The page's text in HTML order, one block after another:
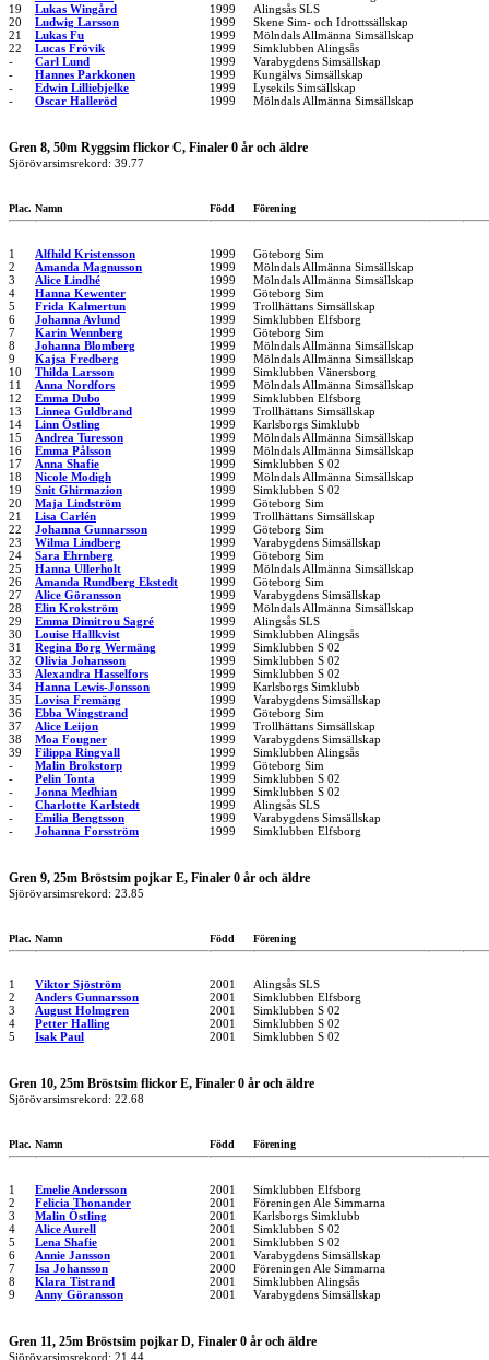
19
Lukas Wingård 1999
Alingsås SLS
20
Ludwig Larsson 1999
Skene Sim- och Idrottssällskap
21
Lukas Fu 1999
Mölndals Allmänna Simsällskap
22
Lucas Frövik 1999
Simklubben Alingsås
-
Carl Lund 1999
Varabygdens Simsällskap
-
Hannes Parkkonen 1999
Kungälvs Simsällskap
-
Edwin Lilliebjelke 1999
Lysekils Simsällskap
-
Oscar Halleröd 1999 Mölndals Allmänna Simsällskap
Gren 8, 50m Ryggsim flickor C, Finaler 0 år och äldre
Sjörövarsimsrekord: 39.77
Plac. Namn Född Förening
1 Alfhild Kristensson 1999
Göteborg Sim
2
Amanda Magnusson 1999
Mölndals Allmänna Simsällskap
3
Alice Lindhé 1999
Mölndals Allmänna Simsällskap
4
Hanna Kewenter 1999
Göteborg Sim
5
Frida Kalmertun 1999
Trollhättans Simsällskap
6
Johanna Avlund 1999
Simklubben Elfsborg
7
Karin Wennberg 1999
Göteborg Sim
8
Johanna Blomberg 1999
Mölndals Allmänna Simsällskap
9
Kajsa Fredberg 1999
Mölndals Allmänna Simsällskap
10
Thilda Larsson 1999
Simklubben Vänersborg
11
Anna Nordfors 1999
Mölndals Allmänna Simsällskap
12
Emma Dubo 1999
Simklubben Elfsborg
13
Linnea Guldbrand 1999
Trollhättans Simsällskap
14
Linn Östling 1999
Karlsborgs Simklubb
15
Andrea Turesson 1999
Mölndals Allmänna Simsällskap
16
Emma Pålsson 1999
Mölndals Allmänna Simsällskap
17
Anna Shafie 1999
Simklubben S 02
18
Nicole Modigh 1999
Mölndals Allmänna Simsällskap
19
Snit Ghirmazion 1999
Simklubben S 02
20
Maja Lindström 1999
Göteborg Sim
21
Lisa Carlén 1999
Trollhättans Simsällskap
22
Johanna Gunnarsson 1999
Göteborg Sim
23
Wilma Lindberg 1999
Varabygdens Simsällskap
24
Sara Ehrnberg 1999
Göteborg Sim
25
Hanna Ullerholt 1999
Mölndals Allmänna Simsällskap
26
Amanda Rundberg Ekstedt 1999
Göteborg Sim
27
Alice Göransson 1999
Varabygdens Simsällskap
28
Elin Krokström 1999
Mölndals Allmänna Simsällskap
29
Emma Dimitrou Sagré 1999
Alingsås SLS
30
Louise Hallkvist 1999
Simklubben Alingsås
31
Regina Borg Wermäng 1999
Simklubben S 02
32
Olivia Johansson 1999
Simklubben S 02
33
Alexandra Hasselfors 1999
Simklubben S 02
34
Hanna Lewis-Jonsson 1999
Karlsborgs Simklubb
35
Lovisa Fremäng 1999
Varabygdens Simsällskap
36
Ebba Wingstrand 1999
Göteborg Sim
37
Alice Leijon 1999
Trollhättans Simsällskap
38
Moa Fougner 1999
Varabygdens Simsällskap
39
Filippa Ringvall 1999
Simklubben Alingsås
-
Malin Brokstorp 1999
Göteborg Sim
-
Pelin Tonta 1999
Simklubben S 02
-
Jonna Medhian 1999
Simklubben S 02
-
Charlotte Karlstedt 1999
Alingsås SLS
-
Emilia Bengtsson 1999
Varabygdens Simsällskap
-
Johanna Forsström 1999 Simklubben Elfsborg
Gren 9, 25m Bröstsim pojkar E, Finaler 0 år och äldre
Sjörövarsimsrekord: 23.85
Plac. Namn Född Förening
1 Viktor Sjöström 2001
Alingsås SLS
2
Anders Gunnarsson 2001
Simklubben Elfsborg
3
August Holmgren 2001
Simklubben S 02
4
Petter Halling 2001
Simklubben S 02
5
Isak Paul 2001 Simklubben S 02
Gren 10, 25m Bröstsim flickor E, Finaler 0 år och äldre
Sjörövarsimsrekord: 22.68
Plac. Namn Född Förening
1 Emelie Andersson 2001
Simklubben Elfsborg
2
Felicia Thonander 2001
Föreningen Ale Simmarna
3
Malin Östling 2001
Karlsborgs Simklubb
4
Alice Aurell 2001
Simklubben S 02
5
Lena Shafie 2001
Simklubben S 02
6
Annie Jansson 2001
Varabygdens Simsällskap
7
Isa Johansson 2000
Föreningen Ale Simmarna
8
Klara Tistrand 2001
Simklubben Alingsås
9
Anny Göransson 2001 Varabygdens Simsällskap
Gren 11, 25m Bröstsim pojkar D, Finaler 0 år och äldre
Sjörövarsimsrekord: 21.44